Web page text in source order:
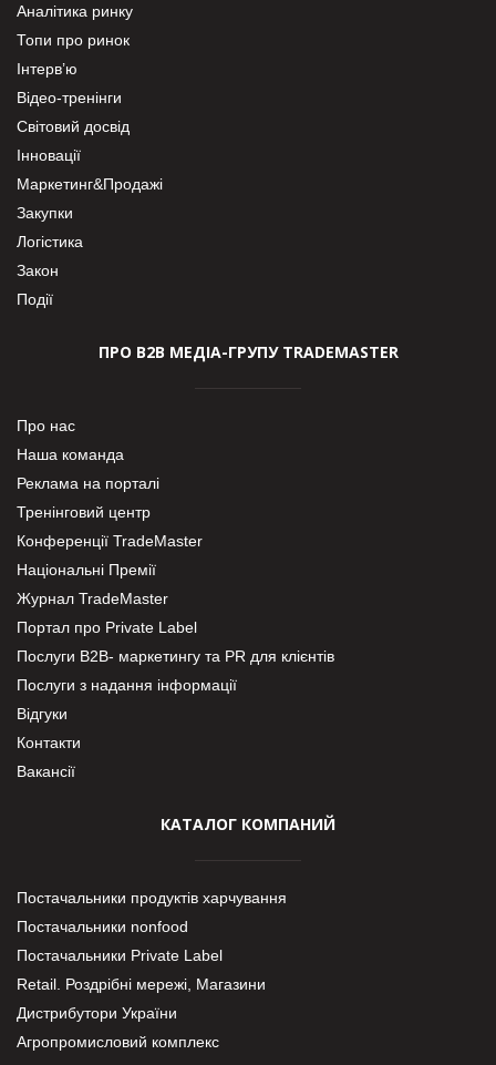
Аналітика ринку
Топи про ринок
Інтерв’ю
Відео-тренінги
Світовий досвід
Інновації
Маркетинг&Продажі
Закупки
Логістика
Закон
Події
ПРО В2В МЕДІА-ГРУПУ TRADEMASTER
Про нас
Наша команда
Реклама на порталі
Тренінговий центр
Конференції TradeMaster
Національні Премії
Журнал TradeMaster
Портал про Private Label
Послуги В2В- маркетингу та PR для клієнтів
Послуги з надання інформації
Відгуки
Контакти
Вакансії
КАТАЛОГ КОМПАНИЙ
Постачальники продуктів харчування
Постачальники nonfood
Постачальники Private Label
Retail. Роздрібні мережі, Магазини
Дистрибутори України
Агропромисловий комплекс